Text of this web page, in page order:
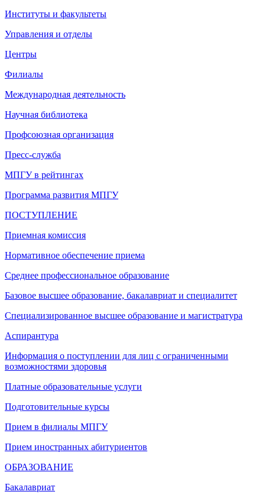
Институты и факультеты
Управления и отделы
Центры
Филиалы
Международная деятельность
Научная библиотека
Профсоюзная организация
Пресс-служба
МПГУ в рейтингах
Программа развития МПГУ
ПОСТУПЛЕНИЕ
Приемная комиссия
Нормативное обеспечение приема
Среднее профессиональное образование
Базовое высшее образование, бакалавриат и специалитет
Специализированное высшее образование и магистратура
Аспирантура
Информация о поступлении для лиц с ограниченными
возможностями здоровья
Платные образовательные услуги
Подготовительные курсы
Прием в филиалы МПГУ
Прием иностранных абитуриентов
ОБРАЗОВАНИЕ
Бакалавриат